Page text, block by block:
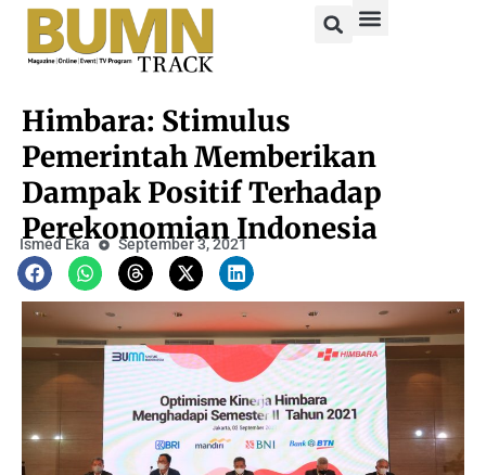
Himbara: Stimulus
Pemerintah Memberikan
Dampak Positif Terhadap
Perekonomian Indonesia
Ismed Eka September 3, 2021